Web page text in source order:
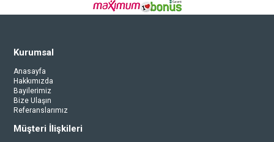
Kurumsal
Anasayfa
Hakkımızda
Bayilerimiz
Bize Ulaşın
Referanslarımız
Müşteri İlişkileri